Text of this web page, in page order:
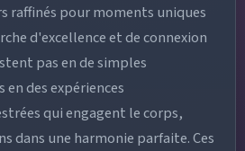
raffinés pour moments uniques
d'excellence et de connexion
pas en de simples
des expériences
qui engagent le corps,
dans une harmonie parfaite. Ces